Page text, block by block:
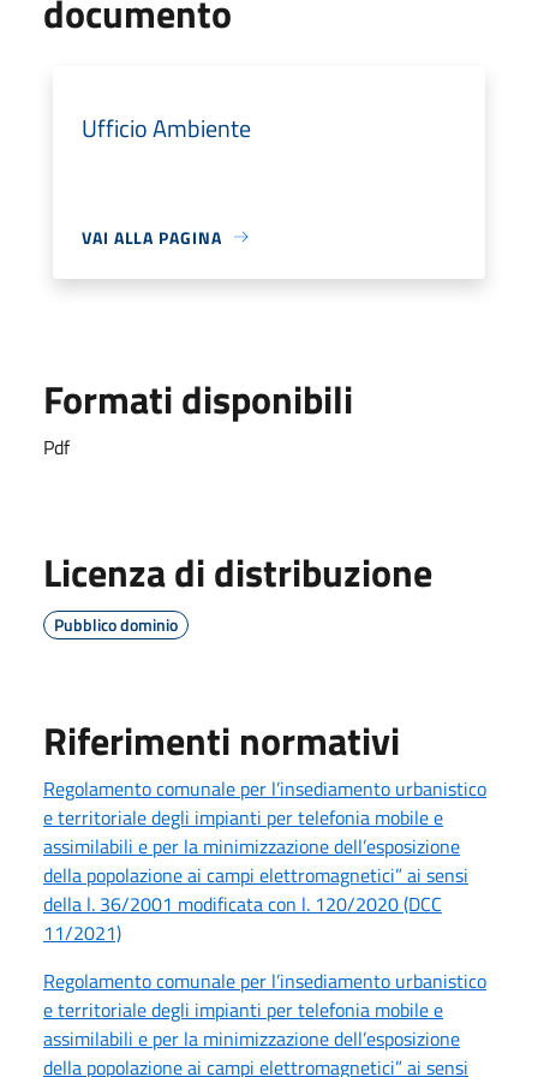
documento
Ufficio Ambiente
VAI ALLA PAGINA
Formati disponibili
Pdf
Licenza di distribuzione
Pubblico dominio
Riferimenti normativi
Regolamento comunale per l’insediamento urbanistico
e territoriale degli impianti per telefonia mobile e
assimilabili e per la minimizzazione dell’esposizione
della popolazione ai campi elettromagnetici” ai sensi
della l. 36/2001 modificata con l. 120/2020 (DCC
11/2021)
Regolamento comunale per l’insediamento urbanistico
e territoriale degli impianti per telefonia mobile e
assimilabili e per la minimizzazione dell’esposizione
della popolazione ai campi elettromagnetici” ai sensi